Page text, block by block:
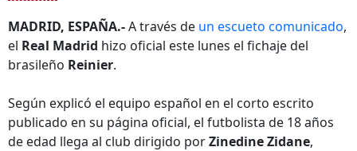
MADRID, ESPAÑA.-A través de un escueto comunicado,
el Real Madrid hizo oficial este lunes el fichaje del
brasileño Reinier.
Según explicó el equipo español en el corto escrito
publicado en su página oficial, el futbolista de 18 años
de edad llega al club dirigido porZinedine Zidane,